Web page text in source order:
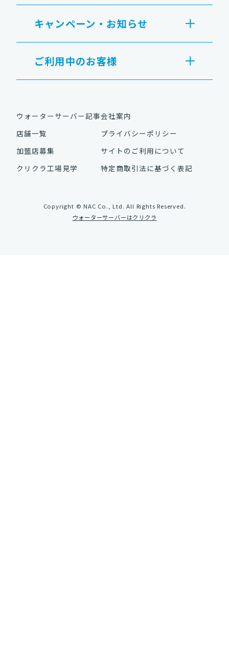
キャンペーン・お知らせ
ご利用中のお客様
ウォーターサーバー記事
店舗一覧
加盟店募集
クリクラ工場見学
会社案内
プライバシーポリシー
サイトのご利用について
特定商取引法に基づく表記
Copyright © NAC Co., Ltd. All Rights Reserved.
ウォーターサーバーはクリクラ